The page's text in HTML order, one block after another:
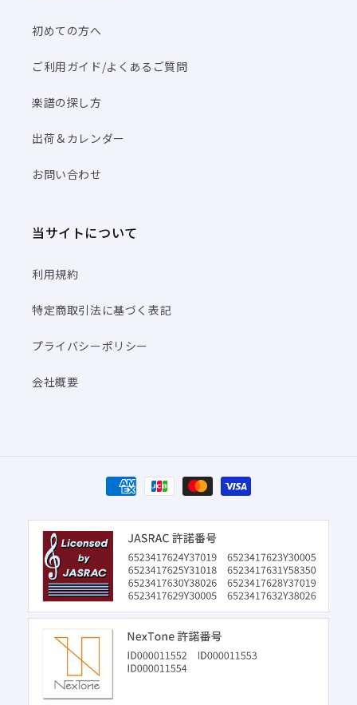
初めての方へ
ご利用ガイド/よくあるご質問
楽譜の探し方
出荷＆カレンダー
お問い合わせ
当サイトについて
利用規約
特定商取引法に基づく表記
プライバシーポリシー
会社概要
決
済
方
法